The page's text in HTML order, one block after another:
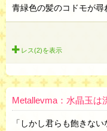
青緑色の髪のコドモが尋
レス(2)を表示
Metallevma：水晶玉
「しかし君らも飽きな